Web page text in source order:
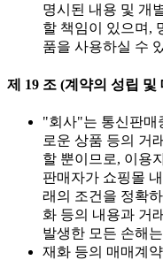
명시된 내용 및 개
할 책임이 있으며,
품을 사용하실 수
제 19 조 (계약의 성립 및
"회사"는 통신판매
로운 상품 등의 거
할 뿐이므로, 이용
판매자가 쇼핑몰
래의 조건을 정확
화 등의 내용과 거
발생한 모든 손해
재화 등의 매매계